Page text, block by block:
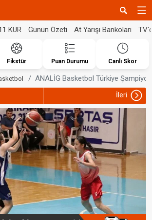
KUR Günün Özeti At Yarışı Bankoları
Fikstür Puan Durumu Canlı Skor
ANALİG Basketbol Türkiye
İleri